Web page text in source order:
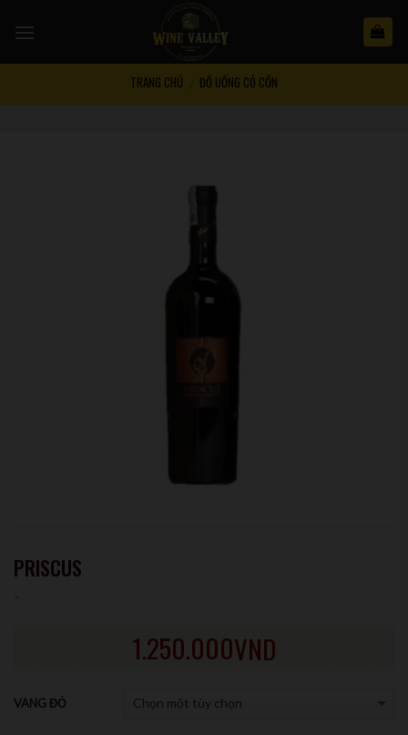
TRANG CHỦ ĐỒ UỐNG CÓ CỒN
PRISCUS
1.250.000VND
VANG ĐỎ